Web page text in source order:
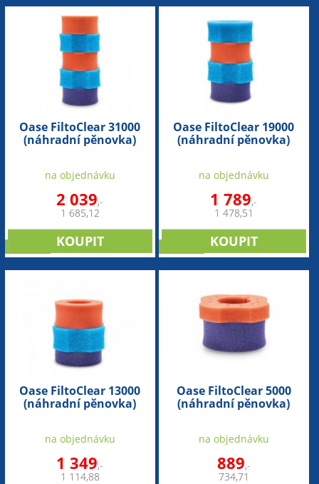
Oase FiltoClear 31000
(náhradní pěnovka)
na objednávku
2 039,-
1 685,12
Oase FiltoClear 19000
(náhradní pěnovka)
na objednávku
1 789,-
1 478,51
Oase FiltoClear 13000
(náhradní pěnovka)
na objednávku
1 349,-
1 114,88
Oase FiltoClear 5000
(náhradní pěnovka)
na objednávku
889,-
734,71